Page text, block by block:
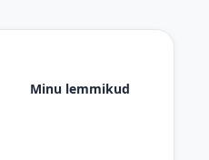
Minu lemmikud